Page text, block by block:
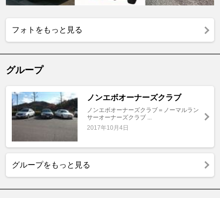
フォトをもっと見る
グループ
ノンエボオーナーズクラブ
ノンエボオーナーズクラブ＝ノーマルラン
サーオーナーズクラブ ...
2017年10月4日
グループをもっと見る